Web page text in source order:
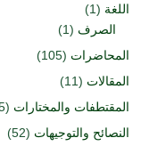
اللغة (1)
الصرف (1)
المحاضرات (105)
المقالات (11)
المقتطفات والمختارات (15)
النصائح والتوجيهات (52)